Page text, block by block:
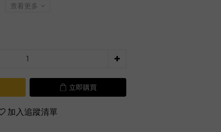
查看更多
立即購買
加入追蹤清單